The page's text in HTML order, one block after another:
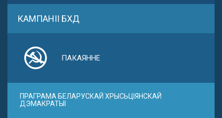
КАМПАНІІ БХД
ПАКАЯННЕ
ПРАГРАМА БЕЛАРУСКАЙ ХРЫСЬЦІЯНСКАЙ
ДЭМАКРАТЫІ